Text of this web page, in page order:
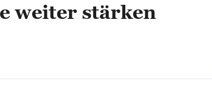
weiter stärken